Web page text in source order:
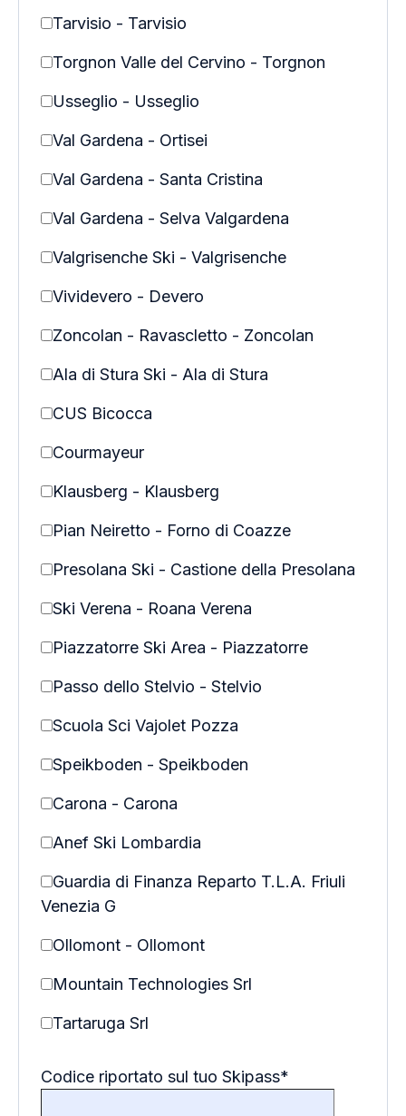
Tarvisio - Tarvisio
Torgnon Valle del Cervino - Torgnon
Usseglio - Usseglio
Val Gardena - Ortisei
Val Gardena - Santa Cristina
Val Gardena - Selva Valgardena
Valgrisenche Ski - Valgrisenche
Vividevero - Devero
Zoncolan - Ravascletto - Zoncolan
Ala di Stura Ski - Ala di Stura
CUS Bicocca
Courmayeur
Klausberg - Klausberg
Pian Neiretto - Forno di Coazze
Presolana Ski - Castione della Presolana
Ski Verena - Roana Verena
Piazzatorre Ski Area - Piazzatorre
Passo dello Stelvio - Stelvio
Scuola Sci Vajolet Pozza
Speikboden - Speikboden
Carona - Carona
Anef Ski Lombardia
Guardia di Finanza Reparto T.L.A. Friuli
Venezia G
Ollomont - Ollomont
Mountain Technologies Srl
Tartaruga Srl
Codice riportato sul tuo Skipass*